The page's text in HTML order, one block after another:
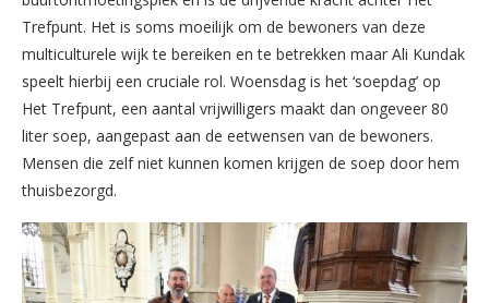
Trefpunt. Het is soms moeilijk om de bewoners van deze
multiculturele wijk te bereiken en te betrekken maar Ali Kundak
speelt hierbij een cruciale rol. Woensdag is het ‘soepdag’ op
Het Trefpunt, een aantal vrijwilligers maakt dan ongeveer 80
liter soep, aangepast aan de eetwensen van de bewoners.
Mensen die zelf niet kunnen komen krijgen de soep door hem
thuisbezorgd.